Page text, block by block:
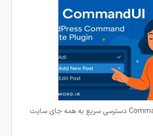
افزونه وردپرس CommandUI دسترسی سریع به همه جای سایت